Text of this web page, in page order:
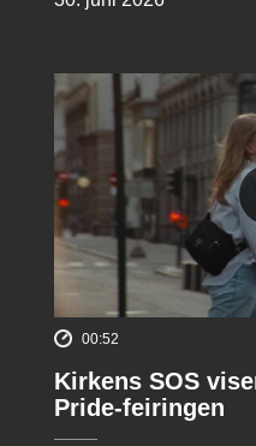
00:52
Kirkens SOS
Pride-feiringen